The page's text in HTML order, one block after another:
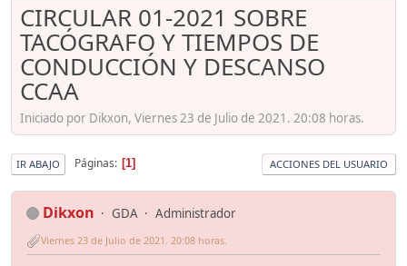
CIRCULAR 01-2021 SOBRE
TACÓGRAFO Y TIEMPOS DE
CONDUCCIÓN Y DESCANSO
CCAA
Iniciado por Dikxon, Viernes 23 de Julio de 2021. 20:08 horas.
IR ABAJO Páginas 1 ACCIONES DEL USUARIO
Dikxon GDA Administrador
Viernes 23 de Julio de 2021. 20:08 horas.